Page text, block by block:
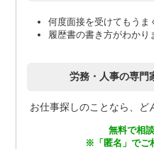
何度面接を受けてもうま
履歴書の書き方がわかり
労務・人事の専門
お仕事探しのことなら、ど
無料で相
※「匿名」でご